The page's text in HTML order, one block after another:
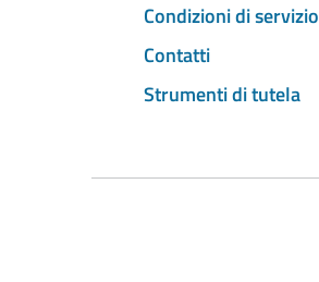
Condizioni di servizio
Contatti
Strumenti di tutela